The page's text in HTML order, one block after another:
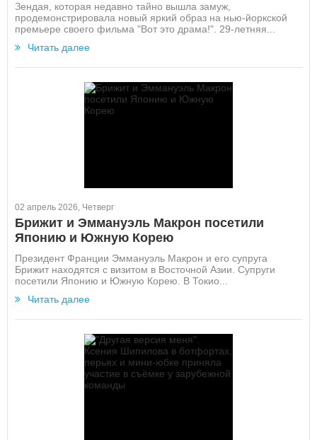
Зендая, которая недавно тайно вышла замуж,
продемонстрировала новый яркий образ на нью-йоркской
премьере своего фильма "Вот это драма!". 29-летняя...
Читать далее
02 апрель 2026, Четверг
Брижит и Эммануэль Макрон посетили
Японию и Южную Корею
Президент Франции Эммануэль Макрон и его супруга
Брижит находятся с визитом в Восточной Азии. Супруги
посетили Японию и Южную Корею. В Токио...
Читать далее